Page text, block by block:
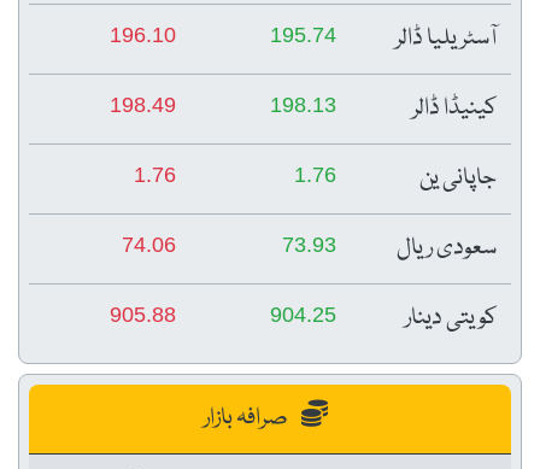
آسٹریلیا ڈالر 195.74
196.10
کینیڈا ڈالر 198.13
198.49
جاپانی ین 1.76
1.76
سعودی ریال 73.93
74.06
کویتی دینار 904.25
905.88
صرافہ بازار